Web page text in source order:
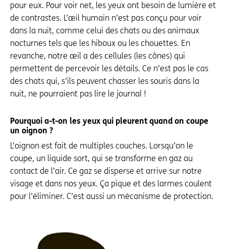
pour eux. Pour voir net, les yeux ont besoin de lumière et
de contrastes. L’œil humain n’est pas conçu pour voir
dans la nuit, comme celui des chats ou des animaux
nocturnes tels que les hiboux ou les chouettes. En
revanche, notre œil a des cellules (les cônes) qui
permettent de percevoir les détails. Ce n’est pas le cas
des chats qui, s’ils peuvent chasser les souris dans la
nuit, ne pourraient pas lire le journal !
Pourquoi a-t-on les yeux qui pleurent quand on coupe
un oignon ?
L’oignon est fait de multiples couches. Lorsqu’on le
coupe, un liquide sort, qui se transforme en gaz au
contact de l’air. Ce gaz se disperse et arrive sur notre
visage et dans nos yeux. Ça pique et des larmes coulent
pour l’éliminer. C’est aussi un mécanisme de protection.